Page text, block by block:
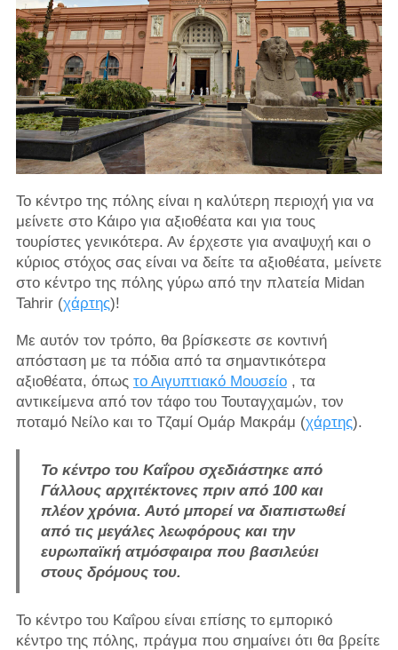
Το κέντρο της πόλης είναι η καλύτερη περιοχή για να
μείνετε στο Κάιρο για αξιοθέατα και για τους
τουρίστες γενικότερα. Αν έρχεστε για αναψυχή και ο
κύριος στόχος σας είναι να δείτε τα αξιοθέατα, μείνετε
στο κέντρο της πόλης γύρω από την πλατεία Midan
Tahrir (χάρτης)!
Με αυτόν τον τρόπο, θα βρίσκεστε σε κοντινή
απόσταση με τα πόδια από τα σημαντικότερα
αξιοθέατα, όπως το Αιγυπτιακό Μουσείο, τα
αντικείμενα από τον τάφο του Τουταγχαμών, τον
ποταμό Νείλο και το Τζαμί Ομάρ Μακράμ (χάρτης).
Το κέντρο του Καΐρου σχεδιάστηκε από
Γάλλους αρχιτέκτονες πριν από 100 και
πλέον χρόνια. Αυτό μπορεί να διαπιστωθεί
από τις μεγάλες λεωφόρους και την
ευρωπαϊκή ατμόσφαιρα που βασιλεύει
στους δρόμους του.
Το κέντρο του Καΐρου είναι επίσης το εμπορικό
κέντρο της πόλης, πράγμα που σημαίνει ότι θα βρείτε